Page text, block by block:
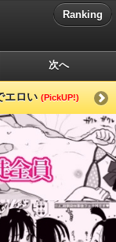
Ranking
次へ
エロい (PickUP!)